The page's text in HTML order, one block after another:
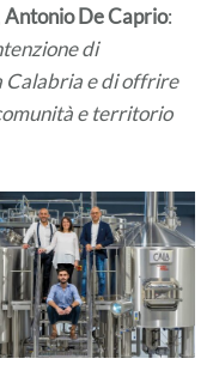
Antonio De Caprio:
di
Calabria e di offrire
e territorio